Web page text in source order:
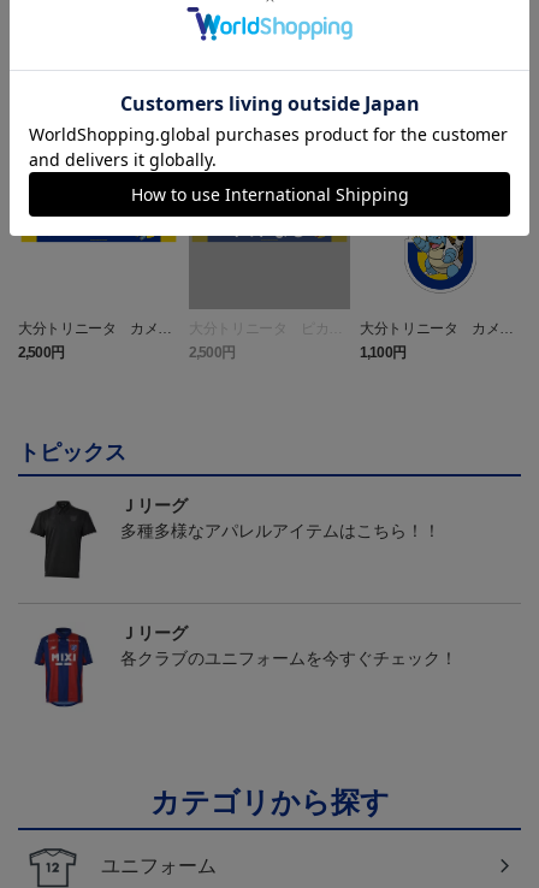
NEW
大分トリニータ カメッ
クス タオルマフラー
2,500円
大分トリニータ ピカチ
ュウ タオルマフラー
2,500円
NEW
大分トリニータ カメッ
クス キーホルダー
1,100円
トピックス
Ｊリーグ
多種多様なアパレルアイテムはこちら！！
Ｊリーグ
各クラブのユニフォームを今すぐチェック！
カテゴリから探す
ユニフォーム